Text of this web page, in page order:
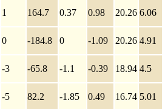
1 164.7 0.37 0.98 20.26 6.06
0 -184.8 0 -1.09 20.26 4.91
-3 -65.8 -1.1 -0.39 18.94 4.5
-5 82.2 -1.85 0.49 16.74 5.01